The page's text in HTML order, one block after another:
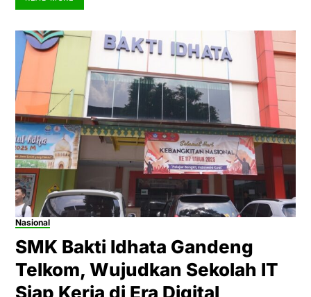
Nasional
SMK Bakti Idhata Gandeng
Telkom, Wujudkan Sekolah IT